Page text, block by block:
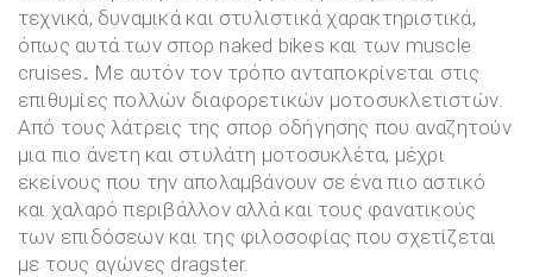
τεχνικά, δυναμικά και στυλιστικά χαρακτηριστικά,
όπως αυτά των σπορ naked bikes και των muscle
cruises. Με αυτόν τον τρόπο ανταποκρίνεται στις
επιθυμίες πολλών διαφορετικών μοτοσυκλετιστών.
Από τους λάτρεις της σπορ οδήγησης που αναζητούν
μια πιο άνετη και στυλάτη μοτοσυκλέτα, μέχρι
εκείνους που την απολαμβάνουν σε ένα πιο αστικό
και χαλαρό περιβάλλον αλλά και τους φανατικούς
των επιδόσεων και της φιλοσοφίας που σχετίζεται
με τους αγώνες dragster.